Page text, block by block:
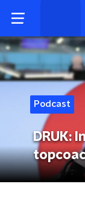
Podcast
DRUK: